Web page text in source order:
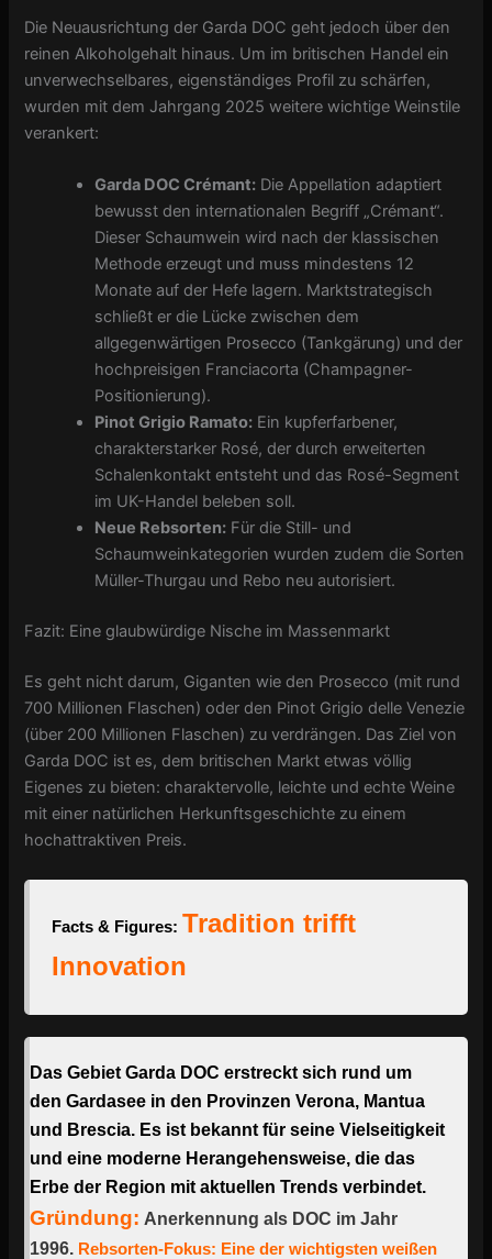
Die Neuausrichtung der Garda DOC geht jedoch über den
reinen Alkoholgehalt hinaus. Um im britischen Handel ein
unverwechselbares, eigenständiges Profil zu schärfen,
wurden mit dem Jahrgang 2025 weitere wichtige Weinstile
verankert:
Garda DOC Crémant: Die Appellation adaptiert
bewusst den internationalen Begriff „Crémant“.
Dieser Schaumwein wird nach der klassischen
Methode erzeugt und muss mindestens 12
Monate auf der Hefe lagern. Marktstrategisch
schließt er die Lücke zwischen dem
allgegenwärtigen Prosecco (Tankgärung) und der
hochpreisigen Franciacorta (Champagner-
Positionierung).
Pinot Grigio Ramato: Ein kupferfarbener,
charakterstarker Rosé, der durch erweiterten
Schalenkontakt entsteht und das Rosé-Segment
im UK-Handel beleben soll.
Neue Rebsorten: Für die Still- und
Schaumweinkategorien wurden zudem die Sorten
Müller-Thurgau und Rebo neu autorisiert.
Fazit: Eine glaubwürdige Nische im Massenmarkt
Es geht nicht darum, Giganten wie den Prosecco (mit rund
700 Millionen Flaschen) oder den Pinot Grigio delle Venezie
(über 200 Millionen Flaschen) zu verdrängen. Das Ziel von
Garda DOC ist es, dem britischen Markt etwas völlig
Eigenes zu bieten: charaktervolle, leichte und echte Weine
mit einer natürlichen Herkunftsgeschichte zu einem
hochattraktiven Preis.
Facts & Figures: Tradition trifft
Innovation
Das Gebiet Garda DOC erstreckt sich rund um
den Gardasee in den Provinzen Verona, Mantua
und Brescia. Es ist bekannt für seine Vielseitigkeit
und eine moderne Herangehensweise, die das
Erbe der Region mit aktuellen Trends verbindet.
Gründung: Anerkennung als DOC im Jahr
1996. Rebsorten-Fokus: Eine der wichtigsten weißen